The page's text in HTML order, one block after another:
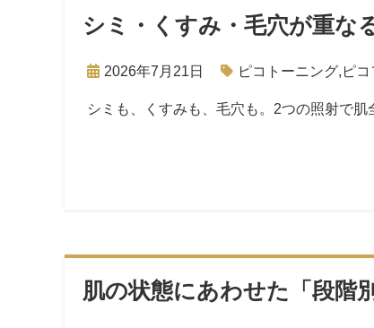
シミ・くすみ・毛穴が重な
2026年7月21日 ピコトーニング, ピ
シミも、くすみも、毛穴も。2つの照射で
肌の状態にあわせた「段階